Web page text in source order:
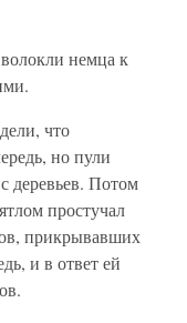
немца к
что
но пули
деревьев. Потом
простучал
прикрывавших
и в ответ ей